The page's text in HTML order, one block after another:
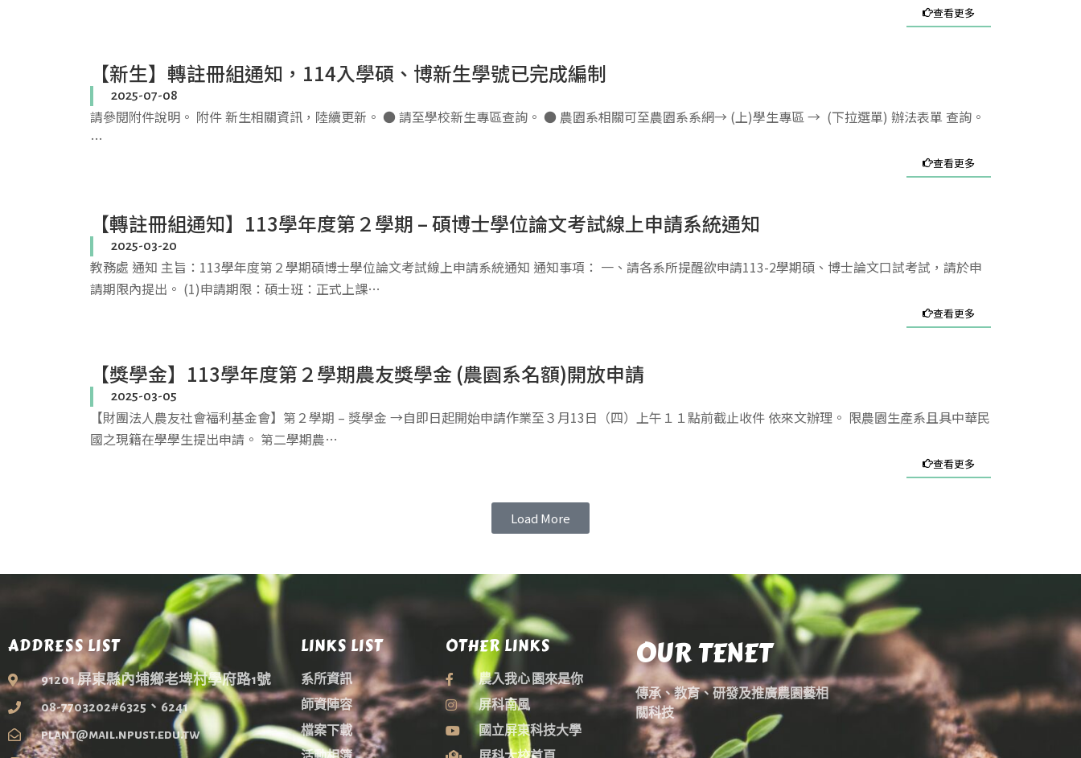
查看更多
【新生】轉註冊組通知，114入學碩、博新生學號已完成編制
2025-07-08
請參閱附件說明。 附件 新生相關資訊，陸續更新。 ● 請至學校新生專區查詢。 ● 農園系相關可至農園系系網→ (上)學生專區 → (下拉選單) 辦法表單 查詢。
…
查看更多
【轉註冊組通知】113學年度第２學期 – 碩博士學位論文考試線上申請系統通知
2025-03-20
教務處 通知 主旨：113學年度第２學期碩博士學位論文考試線上申請系統通知 通知事項： 一、請各系所提醒欲申請113-2學期碩、博士論文口試考試，請於申
請期限內提出。 (1)申請期限：碩士班：正式上課…
查看更多
【獎學金】113學年度第２學期農友獎學金 (農園系名額)開放申請
2025-03-05
【財團法人農友社會福利基金會】第２學期 – 獎學金 →自即日起開始申請作業至３月13日（四）上午１１點前截止收件 依來文辦理。 限農園生產系且具中華民
國之現籍在學學生提出申請。 第二學期農…
查看更多
Load More
ADDRESS LIST
91201 屏東縣內埔鄉老埤村學府路1號
08-7703202#6325、6241
plant@mail.npust.edu.tw
LINKS LIST
系所資訊
師資陣容
檔案下載
OTHER LINKS
農入我心 園來是你
屏科南風
國立屏東科技大學
OUR TENET
傳承、教育、研發及推廣農園藝相
關科技